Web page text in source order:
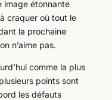
image étonnante
craquer où tout le
la prochaine
n’aime pas.
comme la plus
points sont
les défauts